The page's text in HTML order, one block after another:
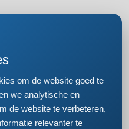
om de website goed te
we analytische en
de website te verbeteren,
relevanter te